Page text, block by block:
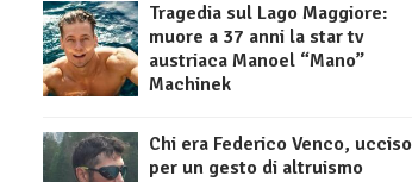
Tragedia sul Lago Maggiore:
muore a 37 anni la star tv
austriaca Manoel “Mano”
Machinek
Chi era Federico Venco, ucciso
per un gesto di altruismo